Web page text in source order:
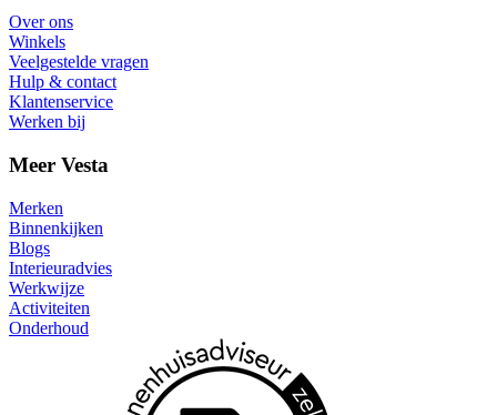
Over ons
Winkels
Veelgestelde vragen
Hulp & contact
Klantenservice
Werken bij
Meer Vesta
Merken
Binnenkijken
Blogs
Interieuradvies
Werkwijze
Activiteiten
Onderhoud